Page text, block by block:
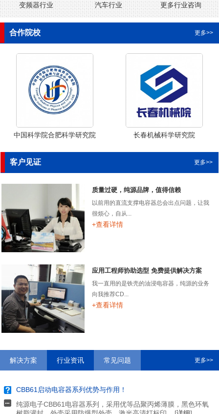
变频器行业 汽车行业 更多行业咨询
合作院校 更多>>
中国科学院合肥科学研究院 长春机械科学研究院
客户见证 更多>>
质量过硬，纯源品牌，值得信赖
以前用的直流支撑电容器总会出点问题，让我
很烦心，自从...
+查看详情
应用工程师协助选型 免费提供解决方案
我一直用的是铁壳的油浸电容器，纯源的业务
向我推荐CD...
+查看详情
解决方案 行业资讯 常见问题 更多>>
CBB61启动电容器系列优势与作用！
纯源电子CBB61电容器系列，采用优等品聚丙烯薄膜，黑色环氧